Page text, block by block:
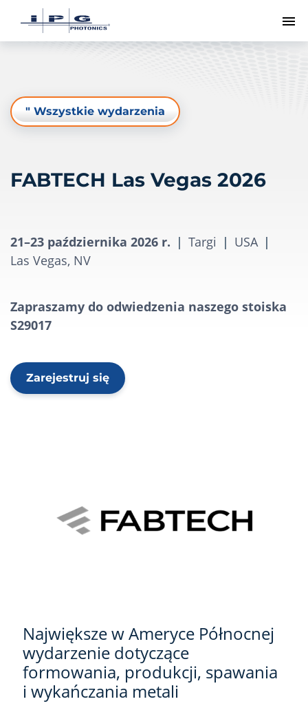
" Wszystkie wydarzenia
FABTECH Las Vegas 2026
21–23 października 2026 r. | Targi | USA |
Las Vegas, NV
Zapraszamy do odwiedzenia naszego stoiska
S29017
Zarejestruj się
Największe w Ameryce Północnej
wydarzenie dotyczące
formowania, produkcji, spawania
i wykańczania metali